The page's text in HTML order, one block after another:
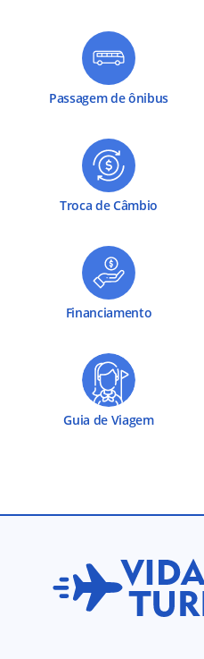
Passagem de ônibus
Troca de Câmbio
Financiamento
Guia de Viagem